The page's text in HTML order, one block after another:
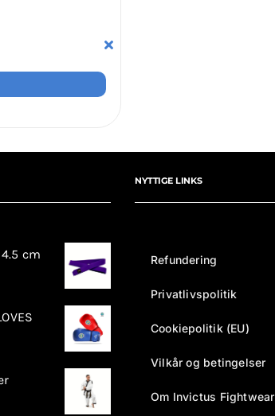
cm
NYTTIGE LINKS
Refundering
Privatlivspolitik
Cookiepolitik (EU)
Vilkår og betingelser
Om Invictus Fightwear